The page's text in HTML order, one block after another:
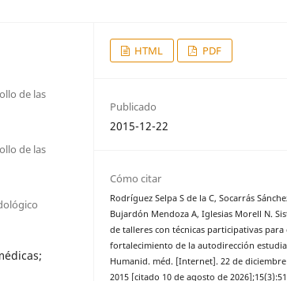
de las
de las
HTML PDF
Publicado
2015-12-22
Cómo citar
Rodríguez Selpa S de la C, Socarrás
Bujardón Mendoza A, Iglesias Morell N.
de talleres con técnicas participativas para
fortalecimiento de la autodirección
Humanid. méd. [Internet]. 22 de
2015 [citado 10 de agosto de